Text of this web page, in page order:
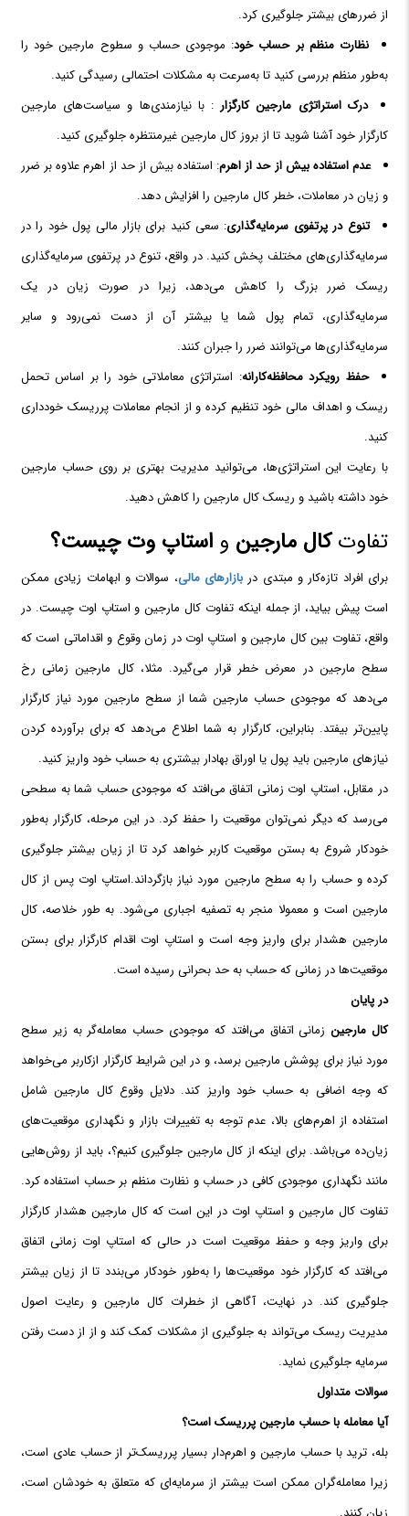
از ضررهای بیشتر جلوگیری کرد.
نظارت منظم بر حساب خود: موجودی حساب و سطوح مارجین خود را
به‌طور منظم بررسی کنید تا به‌سرعت به مشکلات احتمالی رسیدگی کنید.
درک استراتژی مارجین کارگزار : با نیازمندی‌ها و سیاست‌های مارجین
کارگزار خود آشنا شوید تا از بروز کال مارجین‌ غیرمنتظره جلوگیری کنید.
عدم استفاده بیش از حد از اهرم: استفاده بیش از حد از اهرم علاوه بر ضرر
و زیان در معاملات، خطر کال مارجین را افزایش دهد.
تنوع در پرتفوی سرمایه‌گذاری: سعی کنید برای بازار مالی پول خود را در
سرمایه‌گذاری‌های مختلف پخش کنید. در واقع، تنوع در پرتفوی سرمایه‌گذاری
ریسک ضرر بزرگ را کاهش می‌دهد، زیرا در صورت زیان در یک
سرمایه‌گذاری، تمام پول شما یا بیشتر آن از دست نمی‌رود و سایر
سرمایه‌گذاری‌ها می‌توانند ضرر را جبران کنند.
حفظ رویکرد محافظه‌کارانه: استراتژی معاملاتی خود را بر اساس تحمل
ریسک و اهداف مالی خود تنظیم کرده و از انجام معاملات پرریسک خودداری
کنید.
با رعایت این استراتژی‌ها، می‌توانید مدیریت بهتری بر روی حساب مارجین
خود داشته باشید و ریسک کال مارجین را کاهش دهید.
تفاوتکال مارجین و استاپ وت چیست؟
برای افراد تازه‌کار و مبتدی در بازارهای مالی، سوالات و ابهامات زیادی ممکن
است پیش بیاید، از جمله اینکه تفاوت کال مارجین و استاپ اوت چیست. در
واقع، تفاوت بین کال مارجین و استاپ اوت در زمان وقوع و اقداماتی است که
سطح مارجین در معرض خطر قرار می‌گیرد. مثلا، کال مارجین زمانی رخ
می‌دهد که موجودی حساب مارجین شما از سطح مارجین مورد نیاز کارگزار
پایین‌تر بیفتد. بنابراین، کارگزار به شما اطلاع می‌دهد که برای برآورده کردن
نیازهای مارجین باید پول یا اوراق بهادار بیشتری به حساب خود واریز کنید.
در مقابل، استاپ اوت زمانی اتفاق می‌افتد که موجودی حساب شما به سطحی
می‌رسد که دیگر نمی‌توان موقعیت را حفظ کرد. در این مرحله، کارگزار به‌طور
خودکار شروع به بستن موقعیت‌ کاربر خواهد کرد تا از زیان‌ بیشتر جلوگیری
کرده و حساب را به سطح مارجین مورد نیاز بازگرداند.استاپ اوت پس از کال
مارجین است و معمولا منجر به تصفیه اجباری می‌شود. به طور خلاصه، کال
مارجین هشدار برای واریز وجه است و استاپ اوت اقدام کارگزار برای بستن
موقعیت‌ها در زمانی که حساب به حد بحرانی رسیده است.
در پایان
کال مارجینزمانی اتفاق می‌افتد که موجودی حساب معامله‌گر به زیر سطح
مورد نیاز برای پوشش مارجین برسد، و در این شرایط کارگزار ازکاربر می‌خواهد
که وجه اضافی به حساب خود واریز کند. دلایل وقوع کال مارجین شامل
استفاده از اهرم‌های بالا، عدم توجه به تغییرات بازار و نگهداری موقعیت‌های
زیان‌ده می‌باشد. برای اینکه از کال مارجین جلوگیری کنیم؟، باید از روش‌هایی
مانند نگهداری موجودی کافی در حساب و نظارت منظم بر حساب استفاده کرد.
تفاوت کال مارجین و استاپ اوت در این است که کال مارجین هشدار کارگزار
برای واریز وجه و حفظ موقعیت است در حالی که استاپ اوت زمانی اتفاق
می‌افتد که کارگزار خود موقعیت‌ها را به‌طور خودکار می‌بندد تا از زیان بیشتر
جلوگیری کند. در نهایت، آگاهی از خطرات کال مارجین و رعایت اصول
مدیریت ریسک می‌تواند به جلوگیری از مشکلات کمک کند و از از دست رفتن
سرمایه جلوگیری نماید.
سوالات متداول
آیا معامله با حساب مارجین پرریسک است؟
بله، ترید با حساب مارجین و اهرم‌دار بسیار پرریسک‌تر از حساب عادی است،
زیرا معامله‌گران ممکن است بیشتر از سرمایه‌ای که متعلق به خودشان است،